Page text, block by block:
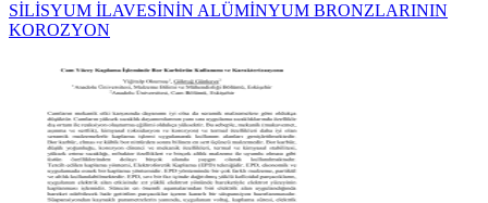
SİLİSYUM İLAVESİNİN ALÜMİNYUM BRONZLARININ
KOROZYON